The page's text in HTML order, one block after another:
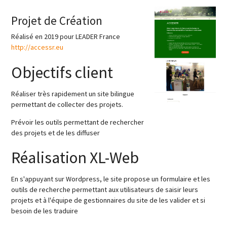
Projet de Création
Réalisé en 2019 pour LEADER France
http://accessr.eu
Objectifs client
Réaliser très rapidement un site bilingue
permettant de collecter des projets.
Prévoir les outils permettant de rechercher
des projets et de les diffuser
Réalisation XL-Web
En s'appuyant sur Wordpress, le site propose un formulaire et les
outils de recherche permettant aux utilisateurs de saisir leurs
projets et à l'équipe de gestionnaires du site de les valider et si
besoin de les traduire